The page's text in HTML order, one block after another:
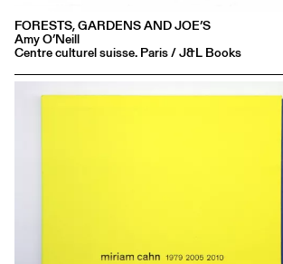
FORESTS, GARDENS AND JOE’S
Amy O’Neill
Centre culturel suisse. Paris / J&L Books